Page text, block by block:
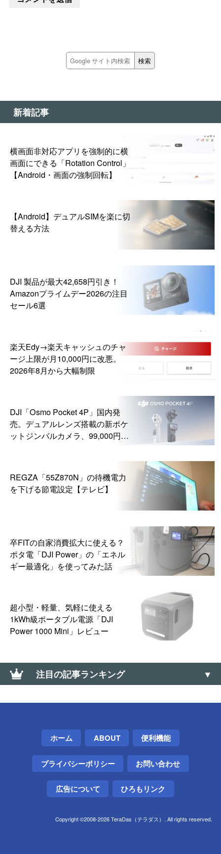
新着記事
横画面非対応アプリを強制的に横
画面にできる「Rotation Control」
【Android・画面の強制回転】
【Android】デュアルSIMを楽に切
替える方法
DJI 製品が最大42,658円引き！
Amazonプライムデー2026の注目
セール6選
楽天Edy→楽天キャッシュのチャ
ージ上限が月10,000円に改悪。
2026年8月から大幅制限
DJI「Osmo Pocket 4P」国内発
売。デュアルレンズ搭載の新ポケ
ットジンバルカメラ、99,000円か
REGZA「55Z870N」の待機電力
を下げる節電設定【テレビ】
卒FITの自家消費拡大に使える？
ポタ電「DJI Power」の「エネル
ギー最適化」を使ってみた話
超小型・軽量、気軽に使える
1kWh級ポータブル電源「DJI
Power 1000 Mini」レビュー
注目の記事ランキング
【ドミノ・ピザ】Lサイズ半額クーポンが当たる「ミ
ステリーディール」はLINE・メルマガ配信前でも挑
戦できる
法（Google Play以外から入手）
に分ける方法
ホーム ABOUT 便利機能
プライバシーポリシー お問い合わせ
広告について ひろもリンク
Copyright ©2008-2026 TeraDas（テラダス）. All rights reserved.